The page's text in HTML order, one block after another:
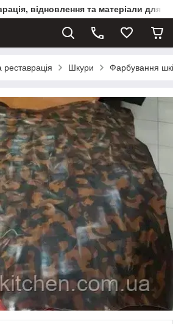
відновлення та матеріали для
реставрація Шкури Фарбування